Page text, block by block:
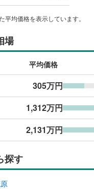
均価格を表示しています。
場
平均価格
305万円
1,312万円
2,131万円
探す